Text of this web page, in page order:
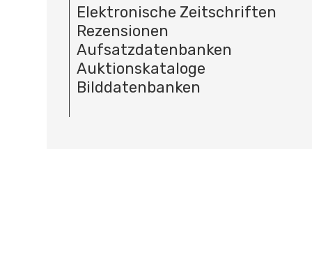
Elektronische Zeitschriften
Rezensionen
Aufsatzdatenbanken
Auktionskataloge
Bilddatenbanken